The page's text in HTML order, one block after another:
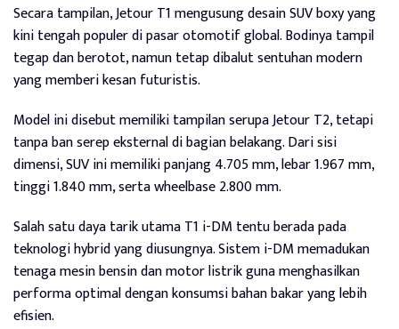
Secara tampilan, Jetour T1 mengusung desain SUV boxy yang
kini tengah populer di pasar otomotif global. Bodinya tampil
tegap dan berotot, namun tetap dibalut sentuhan modern
yang memberi kesan futuristis.
Model ini disebut memiliki tampilan serupa Jetour T2, tetapi
tanpa ban serep eksternal di bagian belakang. Dari sisi
dimensi, SUV ini memiliki panjang 4.705 mm, lebar 1.967 mm,
tinggi 1.840 mm, serta wheelbase 2.800 mm.
Salah satu daya tarik utama T1 i-DM tentu berada pada
teknologi hybrid yang diusungnya. Sistem i-DM memadukan
tenaga mesin bensin dan motor listrik guna menghasilkan
performa optimal dengan konsumsi bahan bakar yang lebih
efisien.